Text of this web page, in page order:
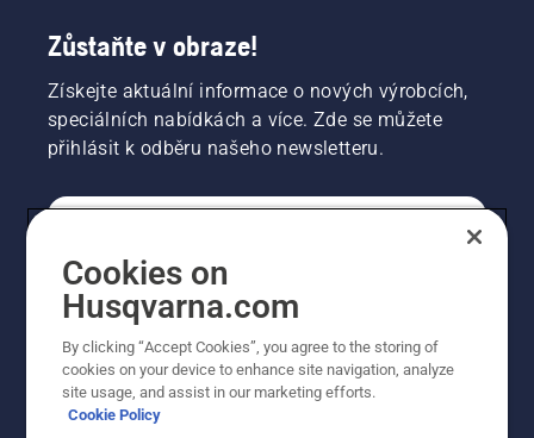
Zůstaňte v obraze!
Získejte aktuální informace o nových výrobcích,
speciálních nabídkách a více. Zde se můžete
přihlásit k odběru našeho newsletteru.
PROFESIONÁLNÍ
Cookies on
Husqvarna.com
By clicking “Accept Cookies”, you agree to the storing of
cookies on your device to enhance site navigation, analyze
site usage, and assist in our marketing efforts.
Cookie Policy